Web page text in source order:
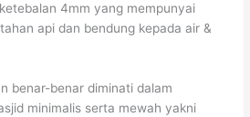
4mm yang mempunyai
api dan bendung kepada air &
benar-benar diminati dalam
minimalis serta mewah yakni